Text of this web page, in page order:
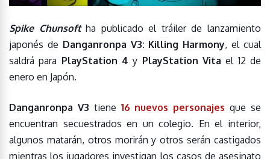
Spike Chunsoftha publicado el tráiler de lanzamiento
japonés de Danganronpa V3: Killing Harmony, el cual
saldrá para PlayStation 4 y PlayStation Vita el 12 de
enero en Japón.
Danganronpa V3 tiene 16 nuevos personajesque se
encuentran secuestrados en un colegio. En el interior,
algunos matarán, otros morirán y otros serán castigados
mientras los jugadores investigan los casos de asesinato